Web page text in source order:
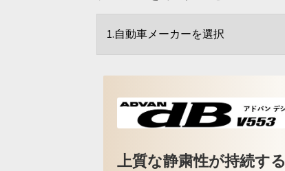
上質な静粛性が持続する